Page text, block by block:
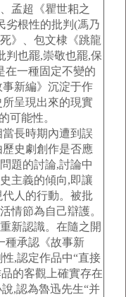
孟超《瞿世耜之
劣根性的批判(馮乃
》、包文棣《跳龍
也罷,崇敬也罷,保
在一種固定不變的
新編》沉淀于作
呈現出來的現實
可能性。
長時期內遭到誤
史劇創作是否應
題的討論,討論中
主義的傾向,即讓
人的行動。被批
情節為自己辯護。
新認識。在隨之開
種承認《故事新
,認定作品中“直接
的客觀上確實存在
,認為魯迅先生“并